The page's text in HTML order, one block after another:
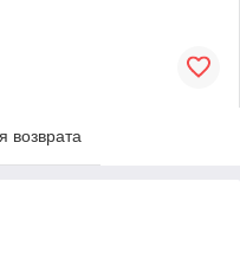
возврата